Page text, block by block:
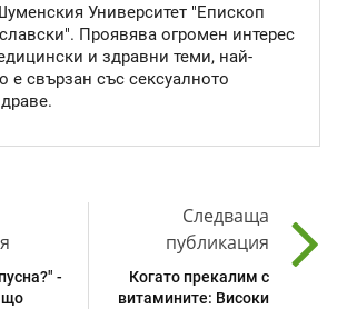
Университет "Епископ
Проявява огромен интерес
и здравни теми, най-
е свързан със сексуалното
-
Следваща
публикация
Когато прекалим с
витамините: Високи